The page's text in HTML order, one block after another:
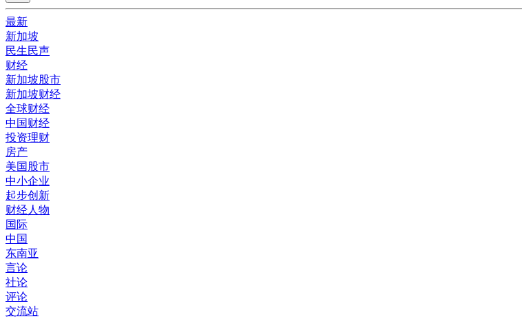
最新
新加坡
民生民声
财经
新加坡股市
新加坡财经
全球财经
中国财经
投资理财
房产
美国股市
中小企业
起步创新
财经人物
国际
中国
东南亚
言论
社论
评论
交流站